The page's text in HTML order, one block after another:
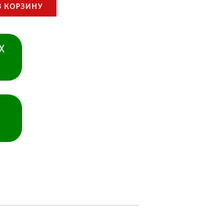
КОРЗИНУ